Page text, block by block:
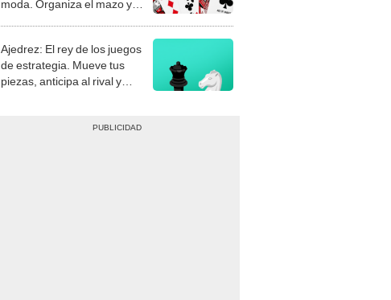
moda. Organiza el mazo y
Ajedrez: El rey de los juegos
de estrategia. Mueve tus
piezas, anticipa al rival y